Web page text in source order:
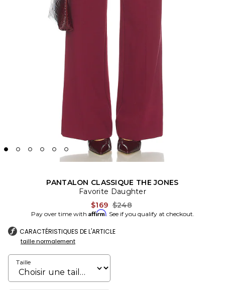
PANTALON CLASSIQUE THE JONES
Favorite Daughter
$169 Previous price:
$248
Pay over time with Affirm. See if you qualify at checkout.
CARACTÉRISTIQUES DE L'ARTICLE
taille normalement
Taille